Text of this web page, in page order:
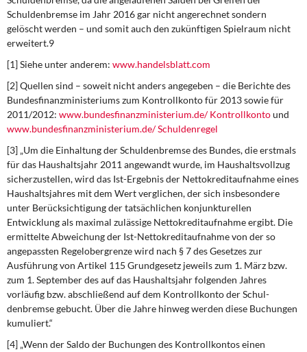
Schuldenbremse im Jahr 2016 gar nicht ange­rechnet sondern
gelöscht werden – und somit auch den zukünftigen Spielraum nicht
erweitert.9
[1] Siehe unter anderem: www.handelsblatt.com
[2] Quellen sind – soweit nicht anders angegeben – die Berichte des
Bundesfinanzministeriums zum Kon­trollkonto für 2013 sowie für
2011/2012: www.bundesfinanzministerium.de/ Kontrollkontound
www.bundesfinanzministerium.de/ Schuldenregel
[3] „Um die Einhaltung der Schuldenbremse des Bundes, die erstmals
für das Haushaltsjahr 2011 ange­wandt wurde, im Haushaltsvollzug
sicherzustellen, wird das Ist-Ergebnis der Nettokreditaufnahme eines
Haushaltsjahres mit dem Wert verglichen, der sich insbesondere
unter Berücksichtigung der tatsächli­chen konjunkturellen
Entwicklung als maximal zulässige Nettokreditaufnahme ergibt. Die
ermittelte Ab­weichung der Ist-Nettokreditaufnahme von der so
angepassten Regelobergrenze wird nach § 7 des Gesetzes zur
Ausführung von Artikel 115 Grundgesetz jeweils zum 1. März bzw.
zum 1. September des auf das Haushaltsjahr folgenden Jahres
vorläufig bzw. abschließend auf dem Kontrollkonto der Schul­
denbremse gebucht. Über die Jahre hinweg werden diese Buchungen
kumuliert.“
[4] „Wenn der Saldo der Buchungen des Kontrollkontos einen